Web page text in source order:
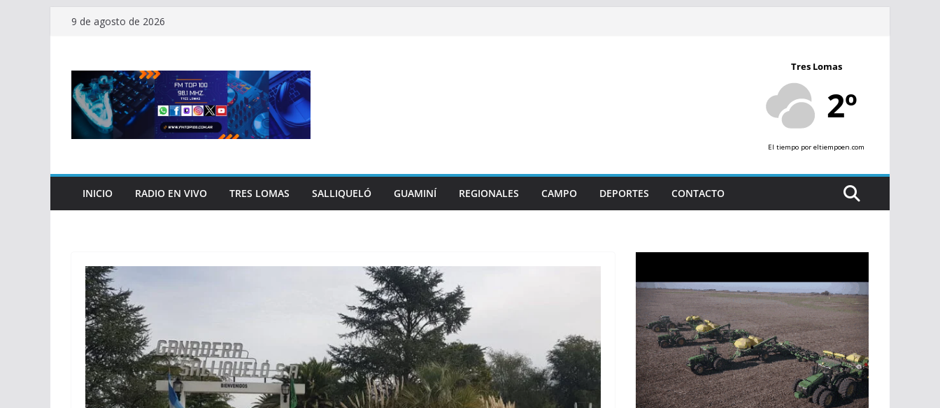
Saltar9 de agosto de 2026
Tres Lomas
2º
El tiempo por eltiempoen.com
INICIO RADIO EN VIVO TRES LOMAS SALLIQUELÓ GUAMINÍ REGIONALES CAMPO DEPORTES CONTACTO